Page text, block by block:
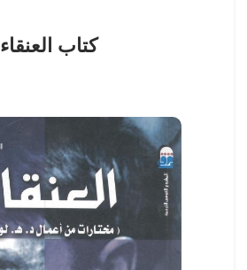
كتاب العنقاء